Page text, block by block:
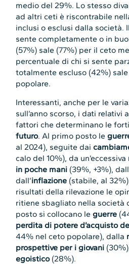
medio del 29%. Lo stesso
ad altri ceti è riscontrabile
inclusi o esclusi dalla società.
sente completamente o in
(57%) sale (77%) per il ceto
percentuale di chi si sente
totalmente escluso (42%)
popolare.
Interessanti, anche per le
sull’anno scorso, i dati relativi
fattori che determinano le forti
futuro. Al primo posto le
al 2024), seguite dai
calo del 10%), da un’eccessiva
in poche mani (39%, +3%),
dall’inflazione (stabile, al
risultati della rilevazione le
ritiene sbagliato nella società
posto si collocano leguerre
perdita di potere d’acquisto
44% nel ceto popolare), dalla
prospettive per i giovani
egoistico(28%).